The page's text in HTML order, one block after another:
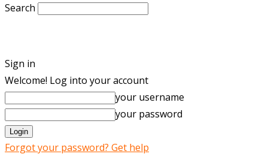
Search
Sign in
Welcome! Log into your account
your username
your password
Forgot your password? Get help